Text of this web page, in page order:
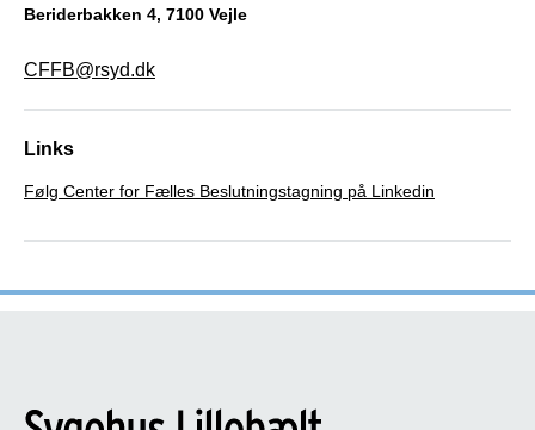
Ortopædkirurgisk afdeling, Sygehus Lillebælt
International Patient Decision Aid Standards
Links
Følg Center for Fælles Beslutningstagning på Linkedin
Beriderbakken 4, 7100 Vejle
CFFB@rsyd.dk